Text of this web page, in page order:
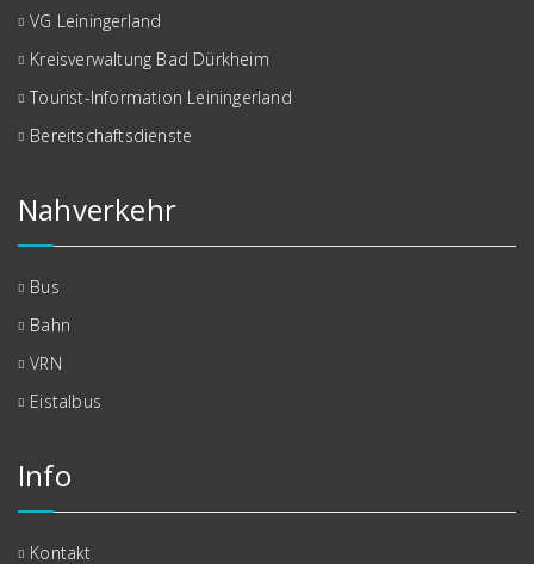
VG Leiningerland
Kreisverwaltung Bad Dürkheim
Tourist-Information Leiningerland
Bereitschaftsdienste
Nahverkehr
Bus
Bahn
VRN
Eistalbus
Info
Kontakt